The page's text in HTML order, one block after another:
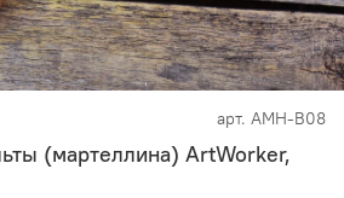
арт. AMH-B08
(мартеллина) ArtWorker,